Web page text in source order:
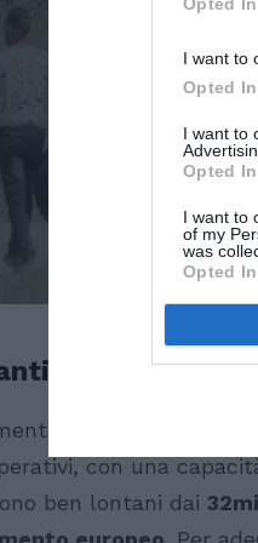
I want to
Opted In
I want to
Opted In
I want to
of my
was
Opted In
e Cpr: un
l’Italia dispone
con una
ben lontani dai